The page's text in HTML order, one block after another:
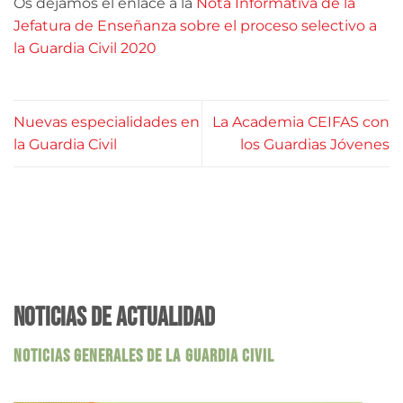
Os dejamos el enlace a la Nota Informativa de la
Jefatura de Enseñanza sobre el proceso selectivo a
la Guardia Civil 2020
Nuevas especialidades en
la Guardia Civil
La Academia CEIFAS con
los Guardias Jóvenes
NOTICIAS DE ACTUALIDAD
NOTICIAS GENERALES DE LA GUARDIA CIVIL